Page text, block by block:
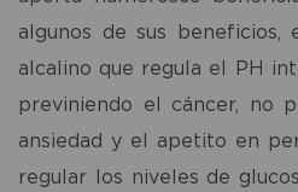
algunos de sus beneficios,
alcalino que regula el PH
previniendo el cáncer, no
ansiedad y el apetito en
regular los niveles de